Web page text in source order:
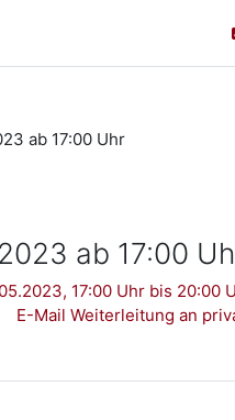
ab 17:00 Uhr
ab 17:00
17:00 Uhr bis 20:00
E-Mail Weiterleitung an